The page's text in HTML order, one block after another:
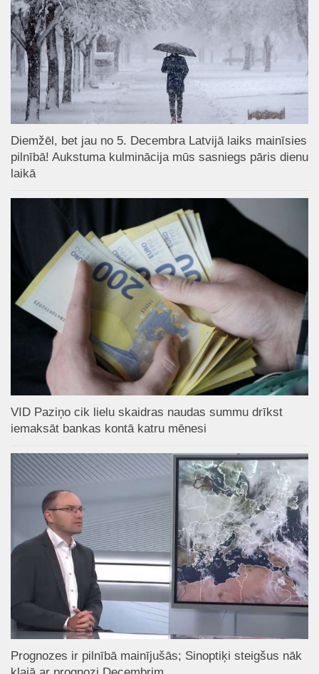
Diemžēl, bet jau no 5. Decembra Latvijā laiks mainīsies
pilnībā! Aukstuma kulminācija mūs sasniegs pāris dienu
laikā
VID Paziņo cik lielu skaidras naudas summu drīkst
iemaksāt bankas kontā katru mēnesi
Prognozes ir pilnībā mainījušās; Sinoptiķi steigšus nāk